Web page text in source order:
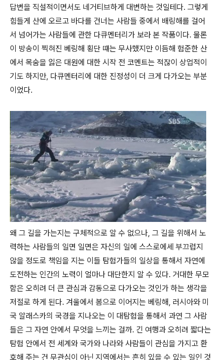
답변을 직설적이면서도 네거티브하게 대변하는 것일테다. 그렇게
힘들게 산에 오르고 바다를 건너는 사람들 중에서 배링해를 걸어
서 넘어가는 사람들에 관한 다큐멘터리가 보라 본 작품이다. 물론
이 방송이 찍혀진 베링해 횡단 떄는 무사했지만 이듬해 험준한 산
에서 목숨을 잃은 대원에 대한 시작 전 코멘트는 적잖이 상업적이
기도 하지만, 다큐멘터리에 대한 진정성이 더 크게 다가오는 부분
이었다.
왜 그 길을 가는지는 구체적으로 알 수 없으나, 그 길을 위해서 노
력하는 사람들의 일면 일면은 자신의 일에 스스로에세 부끄럽지
않을 정도로 책임을 지는 이들 탐험가들의 일상을 통해서 자연에
도전하는 인간의 노력이 얼마나 대단한지 알 수 있다. 거대한 무모
함은 오히려 더 큰 관심과 감동으로 다가오는 것인가 하는 생각을
저절로 하게 된다. 겨울에서 봄으로 이어지는 베링해, 러시아와 미
국 알래스카의 국경을 지나오는 이 대탐험을 통해서 과연 그 사람
들은 그 자연 안에서 무엇을 느끼는 걸까. 긴 여행과 오히려 짧다는
탐험 안에서 전 세계와 국가와 나라와 사람들이 관심을 가지고 환
호해 주는 건 무관심이 아닌 지역에서는 흔히 있을 수 있는 일인 것